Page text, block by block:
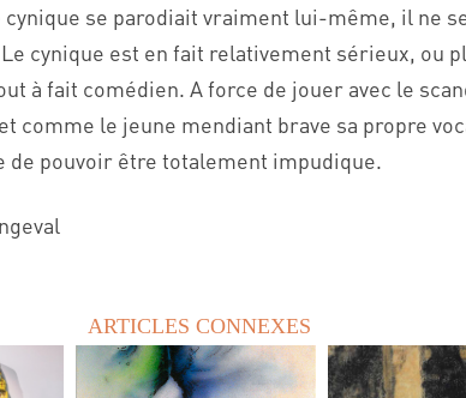
se parodiait vraiment lui-même, il ne
cynique est en fait relativement sérieux, ou
à fait comédien. A force de jouer avec le
comme le jeune mendiant brave sa propre
pouvoir être totalement impudique.
ARTICLES CONNEXES